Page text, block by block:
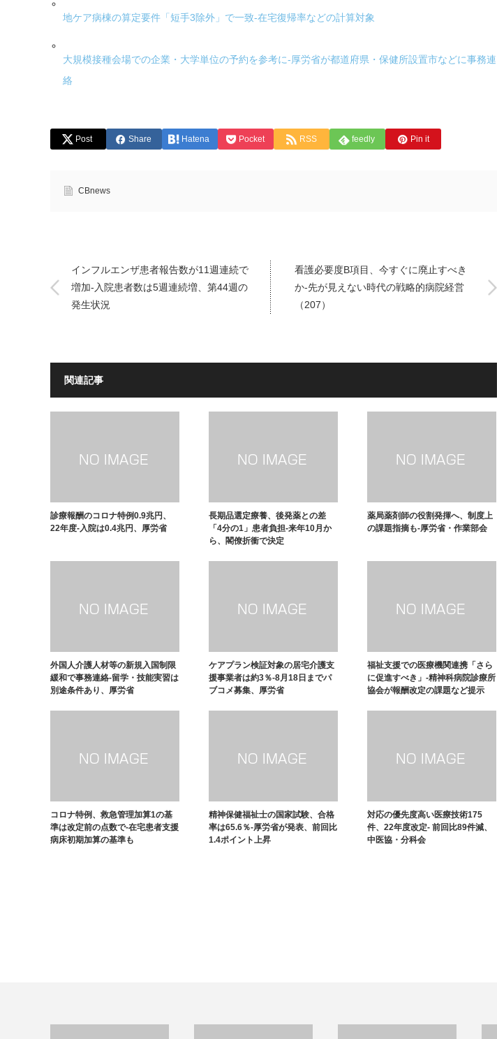
地ケア病棟の算定要件「短手3除外」で一致-在宅復帰率などの計算対象
大規模接種会場での企業・大学単位の予約を参考に-厚労省が都道府県・保健所設置市などに事務連
絡
Post Share Hatena Pocket RSS feedly Pin it
CBnews
インフルエンザ患者報告数が11週連続で
増加-入院患者数は5週連続増、第44週の
発生状況
看護必要度B項目、今すぐに廃止すべき
か-先が見えない時代の戦略的病院経営
（207）
関連記事
診療報酬のコロナ特例0.9兆円、
22年度-入院は0.4兆円、厚労省
長期品選定療養、後発薬との差
「4分の1」患者負担-来年10月か
ら、閣僚折衝で決定
薬局薬剤師の役割発揮へ、制度上
の課題指摘も-厚労省・作業部会
外国人介護人材等の新規入国制限
緩和で事務連絡-留学・技能実習は
別途条件あり、厚労省
ケアプラン検証対象の居宅介護支
援事業者は約3％-8月18日までパ
ブコメ募集、厚労省
福祉支援での医療機関連携「さら
に促進すべき」-精神科病院診療所
協会が報酬改定の課題など提示
コロナ特例、救急管理加算1の基
準は改定前の点数で-在宅患者支援
病床初期加算の基準も
精神保健福祉士の国家試験、合格
率は65.6％-厚労省が発表、前回比
1.4ポイント上昇
対応の優先度高い医療技術175
件、22年度改定- 前回比89件減、
中医協・分科会